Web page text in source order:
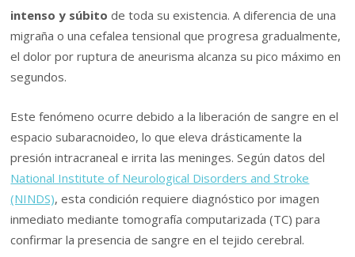
intenso y súbito de toda su existencia. A diferencia de una
migraña o una cefalea tensional que progresa gradualmente,
el dolor por ruptura de aneurisma alcanza su pico máximo en
segundos.
Este fenómeno ocurre debido a la liberación de sangre en el
espacio subaracnoideo, lo que eleva drásticamente la
presión intracraneal e irrita las meninges. Según datos del
National Institute of Neurological Disorders and Stroke
(NINDS), esta condición requiere diagnóstico por imagen
inmediato mediante tomografía computarizada (TC) para
confirmar la presencia de sangre en el tejido cerebral.